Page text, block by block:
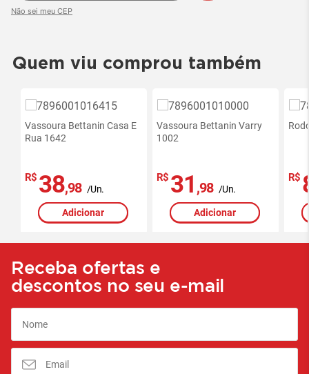
Não sei meu CEP
Quem viu comprou também
Vassoura Bettanin Casa E
Rua 1642
R$ 38,98 /Un.
Adicionar
Vassoura Bettanin Varry
1002
R$ 31 ,98 /Un.
Adicionar
R$
Receba ofertas e
descontos no seu e-mail